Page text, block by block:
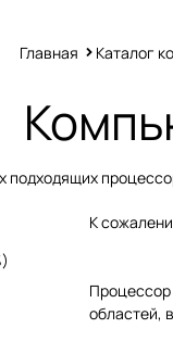
Главная Каталог
подходящих
К
Процессор
областей,